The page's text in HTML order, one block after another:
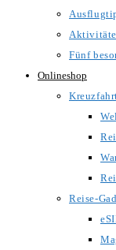
Fünf
Onlineshop
Reise-